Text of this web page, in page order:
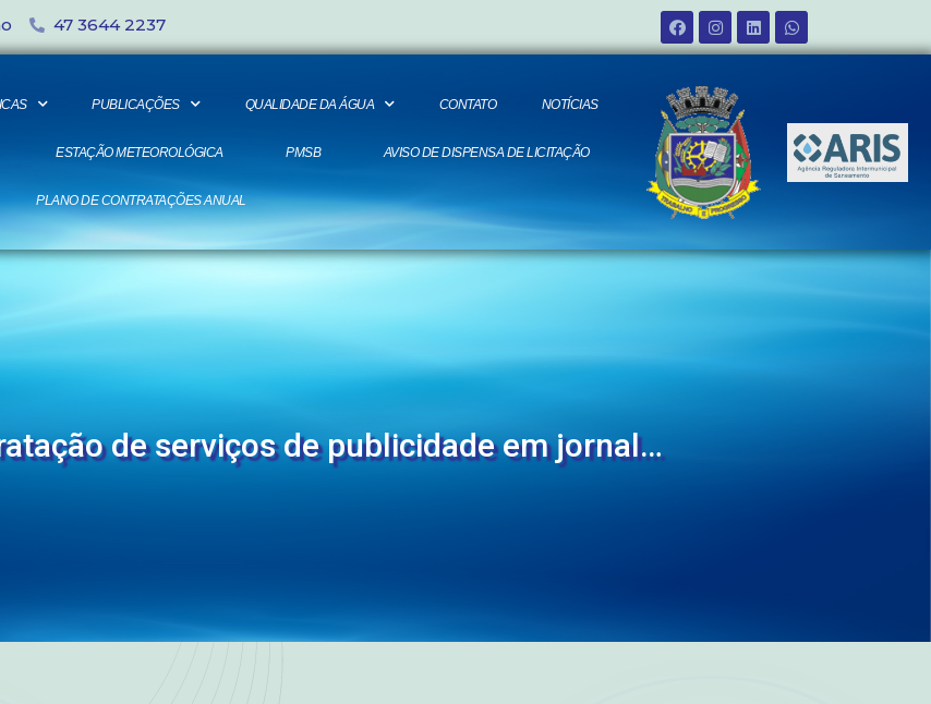
47 3644 2237
PUBLICAÇÕES QUALIDADE DA ÁGUA CONTATO NOTÍCIAS
ESTAÇÃO METEOROLÓGICA PMSB AVISO DE DISPENSA DE LICITAÇÃO
PLANO DE CONTRATAÇÕES ANUAL
de serviços de publicidade em jornal…